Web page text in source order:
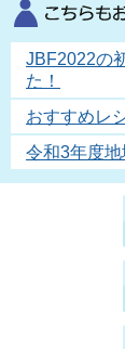
JBF2022の
た！
おすすめレ
令和3年度地